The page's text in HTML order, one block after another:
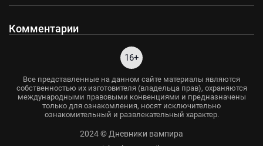
Комментарии
16+
Все представленные на данном сайте материалы являются
собственностью их изготовителя (владельца прав), охраняются
международными правовыми конвенциями и предназначены
только для ознакомления, носят исключительно
ознакомительный и развлекательный характер.
2024 © Дневники вампира